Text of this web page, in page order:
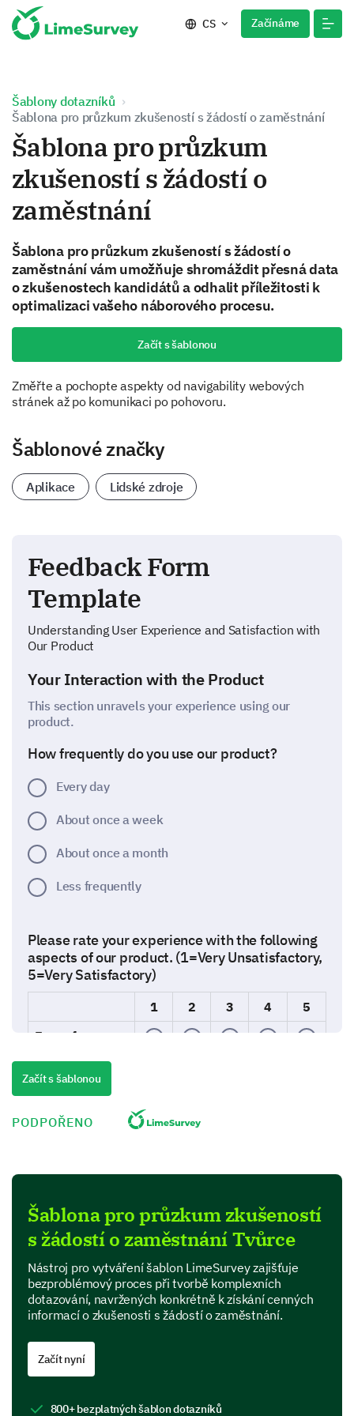
CS Začínáme
Šablony dotazníků
Šablona pro průzkum zkušeností s žádostí o zaměstnání
Šablona pro průzkum
zkušeností s žádostí o
zaměstnání
Šablona pro průzkum zkušeností s žádostí o
zaměstnání vám umožňuje shromáždit přesná data
o zkušenostech kandidátů a odhalit příležitosti k
optimalizaci vašeho náborového procesu.
Začít s šablonou
Změřte a pochopte aspekty od navigability webových
stránek až po komunikaci po pohovoru.
Šablonové značky
Aplikace Lidské zdroje
Feedback Form
Template
Understanding User Experience and Satisfaction with
Our Product
Your Interaction with the Product
This section unravels your experience using our
product.
How frequently do you use our product?
Every day
About once a week
About once a month
Less frequently
Please rate your experience with the following
aspects of our product. (1=Very Unsatisfactory,
5=Very Satisfactory)
1 2 3 4
5
Ease of use
Performance
In this section, we are interested in your perspective
on specific features of our product.
Which features of our product do you find most
useful? (Select all that apply)
Feature A
Feature B
Začít s šablonou
PODPOŘENO
Šablona pro průzkum zkušeností
s žádostí o zaměstnání Tvůrce
Nástroj pro vytváření šablon LimeSurvey zajišťuje
bezproblémový proces při tvorbě komplexních
dotazování, navržených konkrétně k získání cenných
informací o zkušenosti s žádostí o zaměstnání.
Začít nyní
800+ bezplatných šablon dotazníků